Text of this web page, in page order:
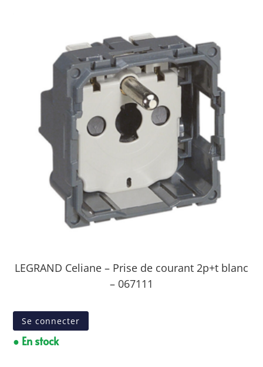
LEGRAND Celiane – Prise de courant 2p+t blanc
– 067111
Se connecter
● En stock